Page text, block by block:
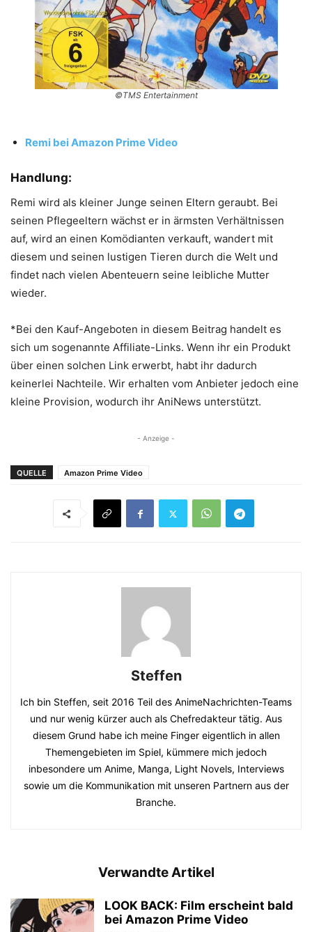
©TMS Entertainment
Remi bei Amazon Prime Video
Handlung:
Remi wird als kleiner Junge seinen Eltern geraubt. Bei
seinen Pflegeeltern wächst er in ärmsten Verhältnissen
auf, wird an einen Komödianten verkauft, wandert mit
diesem und seinen lustigen Tieren durch die Welt und
findet nach vielen Abenteuern seine leibliche Mutter
wieder.
*Bei den Kauf-Angeboten in diesem Beitrag handelt es
sich um sogenannte Affiliate-Links. Wenn ihr ein Produkt
über einen solchen Link erwerbt, habt ihr dadurch
keinerlei Nachteile. Wir erhalten vom Anbieter jedoch eine
kleine Provision, wodurch ihr AniNews unterstützt.
- Anzeige -
QUELLE Amazon Prime Video
Steffen
Ich bin Steffen, seit 2016 Teil des AnimeNachrichten-Teams
und nur wenig kürzer auch als Chefredakteur tätig. Aus
diesem Grund habe ich meine Finger eigentlich in allen
Themengebieten im Spiel, kümmere mich jedoch
inbesondere um Anime, Manga, Light Novels, Interviews
sowie um die Kommunikation mit unseren Partnern aus der
Branche.
Verwandte Artikel
LOOK BACK: Film erscheint bald
bei Amazon Prime Video